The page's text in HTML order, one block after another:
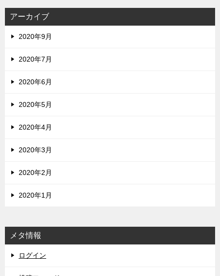
アーカイブ
2020年9月
2020年7月
2020年6月
2020年5月
2020年4月
2020年3月
2020年2月
2020年1月
メタ情報
ログイン